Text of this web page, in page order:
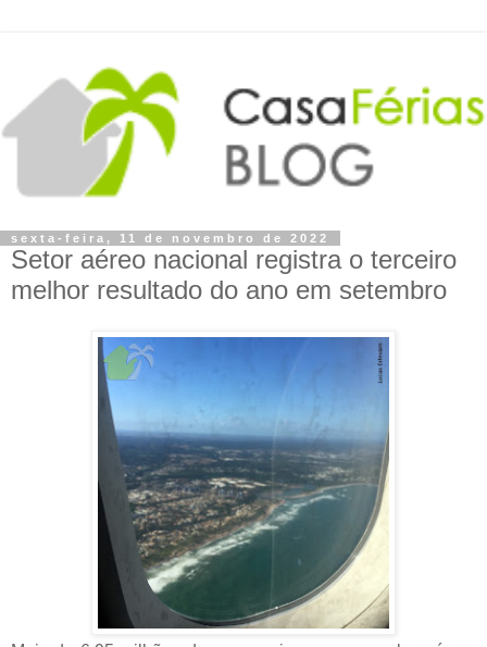
sexta-feira, 11 de novembro de 2022
Setor aéreo nacional registra o terceiro
melhor resultado do ano em setembro